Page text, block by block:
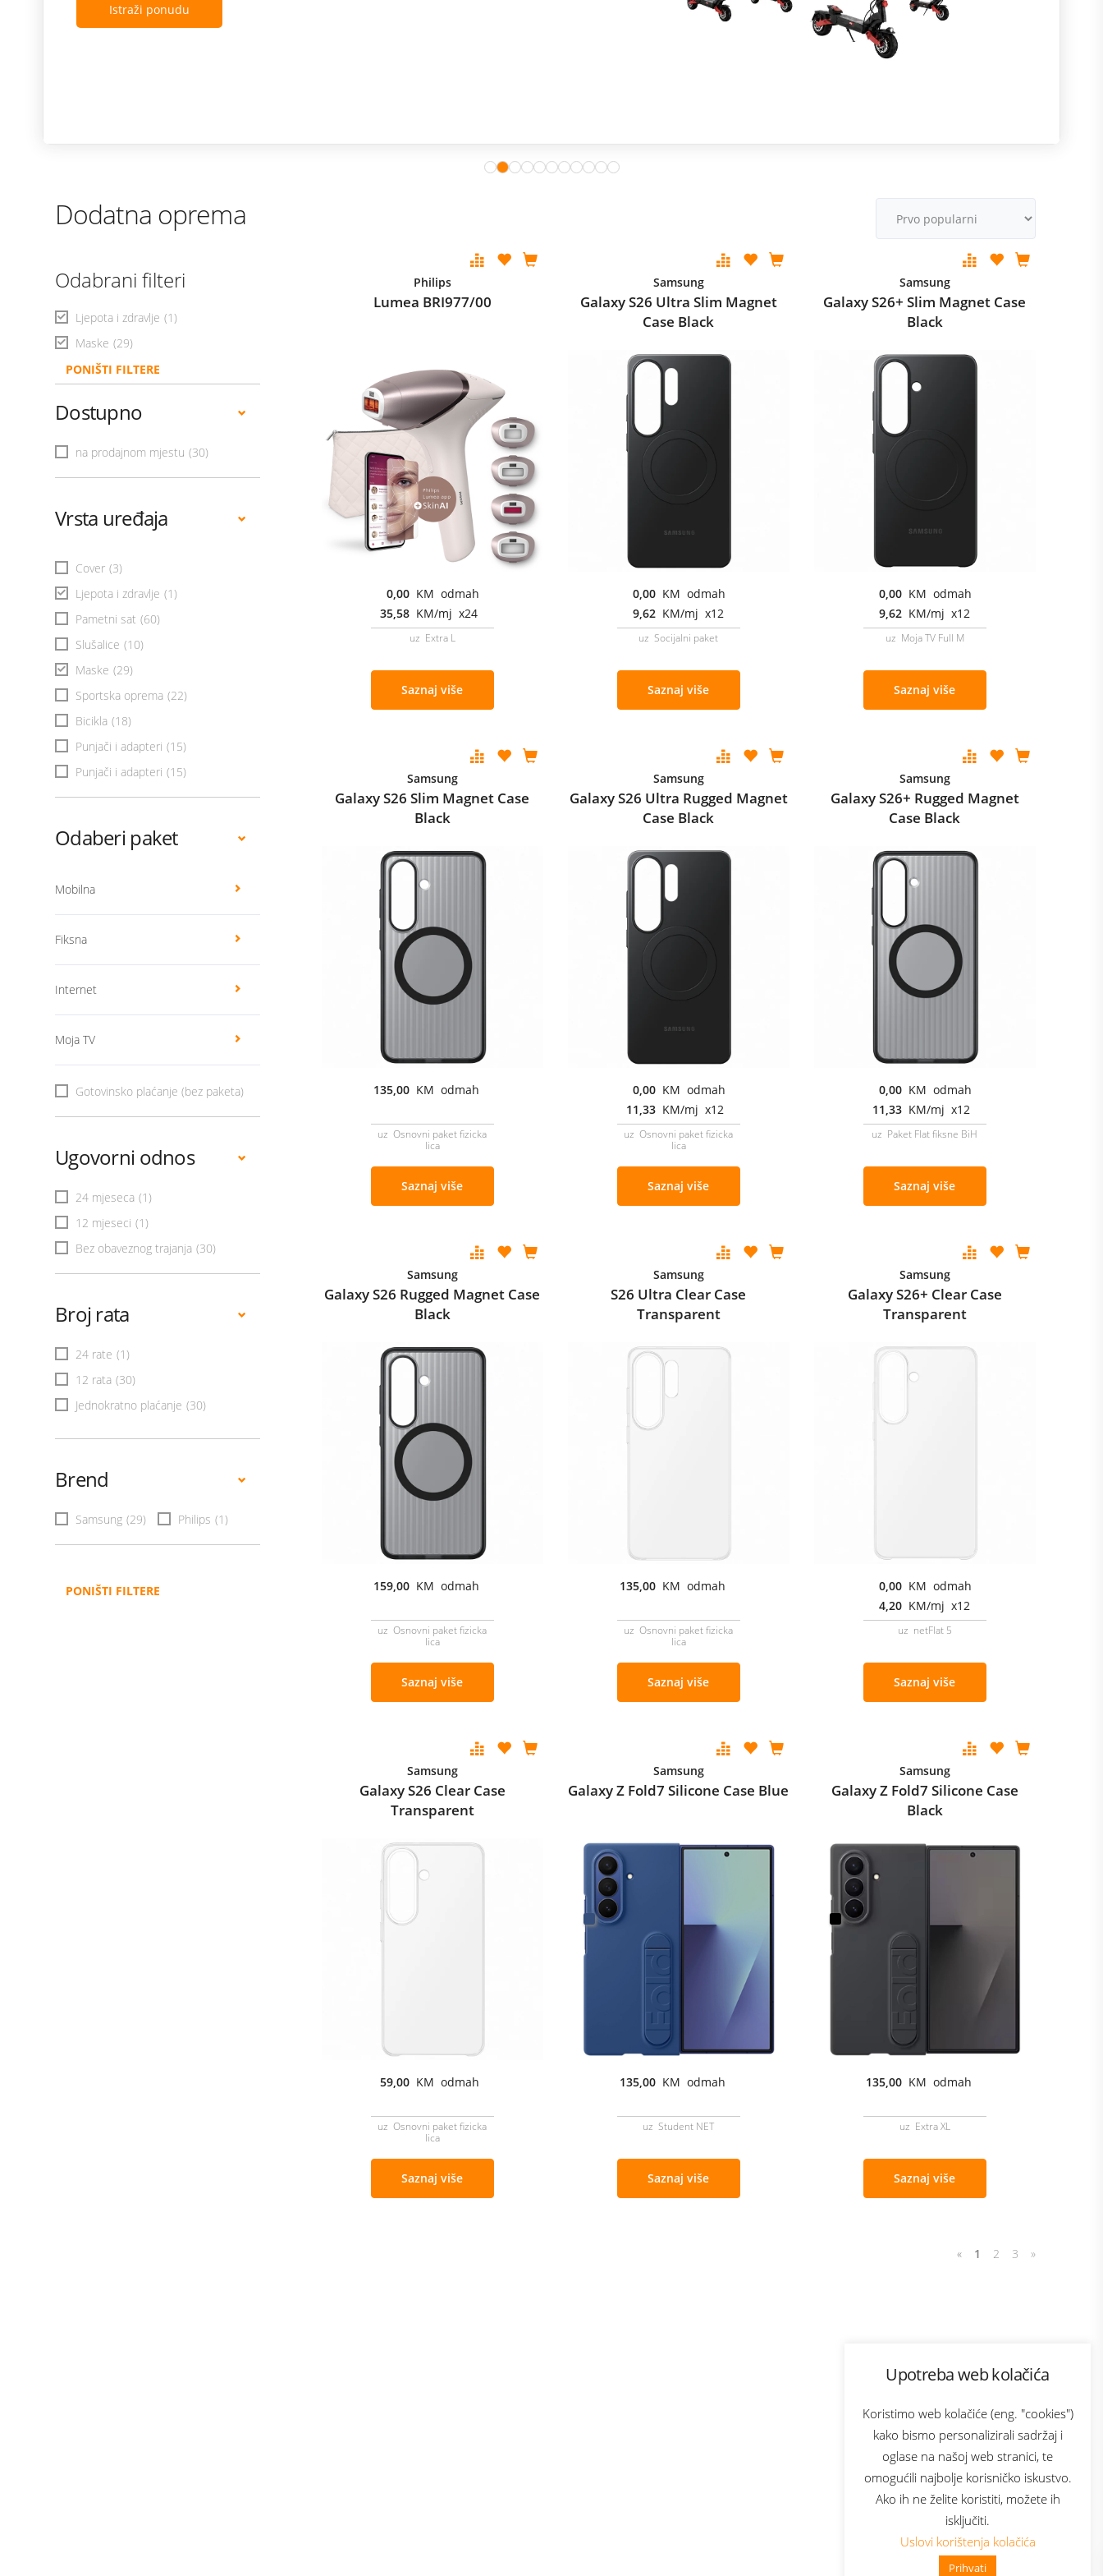
Upotreba web kolačića
Koristimo web kolačiće (eng. "cookies")
kako bismo personalizirali sadržaj i
oglase na našoj web stranici, te
omogućili najbolje korisničko iskustvo.
Ako ih ne želite koristiti, možete ih
isključiti.
Uslovi korištenja kolačića
Prihvati
👋 Zdravo, kako mogu pomoći?
Istraži ponudu
Dodatna oprema
Odabrani filteri
Ljepota i zdravlje (1)
Maske (29)
PONIŠTI FILTERE
Dostupno
na prodajnom mjestu (30)
Vrsta uređaja
Cover (3)
Ljepota i zdravlje (1)
Pametni sat (60)
Slušalice (10)
Maske (29)
Sportska oprema (22)
Bicikla (18)
Punjači i adapteri (15)
Punjači i adapteri (15)
Odaberi paket
Mobilna
Fiksna
Internet
Moja TV
Gotovinsko plaćanje (bez paketa)
Ugovorni odnos
24 mjeseca (1)
12 mjeseci (1)
Bez obaveznog trajanja (30)
Broj rata
24 rate (1)
12 rata (30)
Jednokratno plaćanje (30)
Brend
Samsung (29) Philips (1)
PONIŠTI FILTERE
Philips
Lumea BRI977/00
0,00 KM odmah
35,58 KM/mj x24
uz Extra L
Saznaj više
Samsung
Galaxy S26 Ultra Slim Magnet
Case Black
0,00 KM odmah
9,62 KM/mj x12
uz Socijalni paket
Saznaj više
Samsung
Galaxy S26+ Slim Magnet Case
Black
0,00 KM odmah
9,62 KM/mj x12
uz Moja TV Full M
Saznaj više
Samsung
Galaxy S26 Slim Magnet Case
Black
135,00 KM odmah
uz Osnovni paket fizicka
lica
Saznaj više
Samsung
Galaxy S26 Ultra Rugged Magnet
Case Black
0,00 KM odmah
11,33 KM/mj x12
uz Osnovni paket fizicka
lica
Saznaj više
Samsung
Galaxy S26+ Rugged Magnet
Case Black
0,00 KM odmah
11,33 KM/mj x12
uz Paket Flat fiksne BiH
Saznaj više
Samsung
Galaxy S26 Rugged Magnet Case
Black
159,00 KM odmah
uz Osnovni paket fizicka
lica
Saznaj više
Samsung
S26 Ultra Clear Case
Transparent
135,00 KM odmah
uz Osnovni paket fizicka
lica
Saznaj više
Samsung
Galaxy S26+ Clear Case
Transparent
0,00 KM odmah
4,20 KM/mj x12
uz netFlat 5
Saznaj više
Samsung
Galaxy S26 Clear Case
Transparent
59,00 KM odmah
uz Osnovni paket fizicka
lica
Saznaj više
Samsung
Galaxy Z Fold7 Silicone Case Blue
135,00 KM odmah
uz Student NET
Saznaj više
Samsung
Galaxy Z Fold7 Silicone Case
Black
135,00 KM odmah
uz Extra XL
Saznaj više
« 1 2 3 »
Bonus plus
Prijava za newsletter